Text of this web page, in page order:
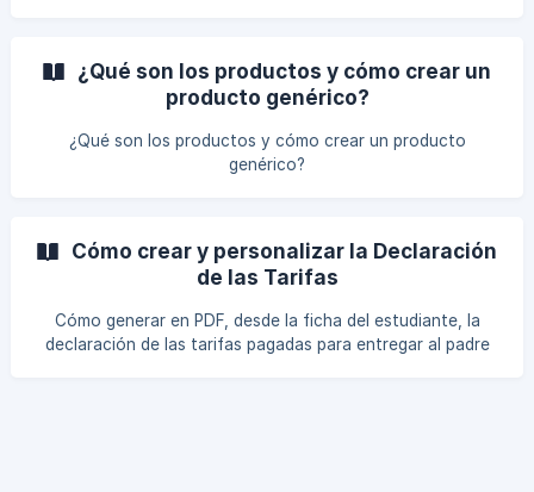
¿Qué son los productos y cómo crear un
producto genérico?
¿Qué son los productos y cómo crear un producto
genérico?
Cómo crear y personalizar la Declaración
de las Tarifas
Cómo generar en PDF, desde la ficha del estudiante, la
declaración de las tarifas pagadas para entregar al padre